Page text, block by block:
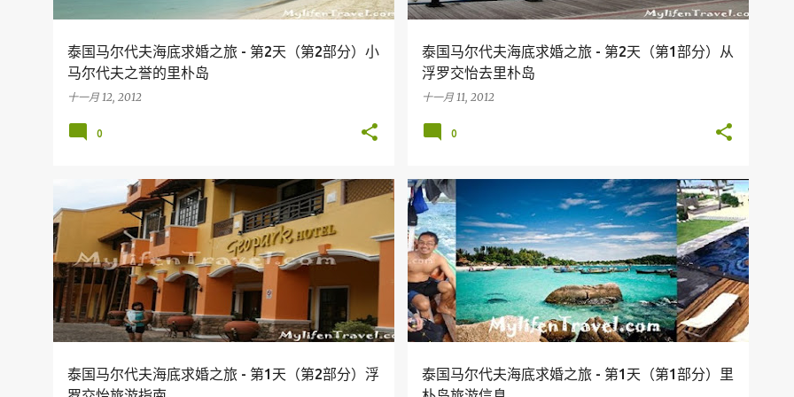
泰国马尔代夫海底求婚之旅 - 第2天（第2部分）小
马尔代夫之誉的里朴岛
十一月 12, 2012
0
泰国马尔代夫海底求婚之旅 - 第2天（第1部分）从
浮罗交怡去里朴岛
十一月 11, 2012
0
泰国马尔代夫海底求婚之旅 - 第1天（第2部分）浮
假期 旅行 马来西亚旅游胜地 美食 KOH LIPE
LANGKAWI MALAYSIA
泰国马尔代夫海底求婚之旅 - 第1天（第1部分）里
假期 KOH LIPE THAILAND